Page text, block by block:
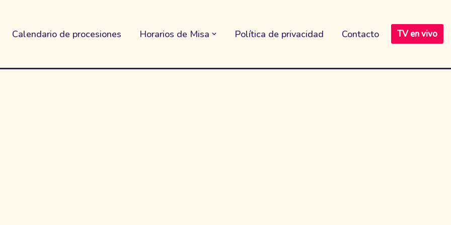
Calendario de procesiones Horarios de Misa Política de privacidad Contacto TV en vivo